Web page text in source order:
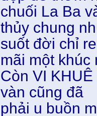
chuối La Ba
thủy chung
suốt đời chỉ
mãi một khúc
Còn VI
vàn cũng đã
phải u buồn